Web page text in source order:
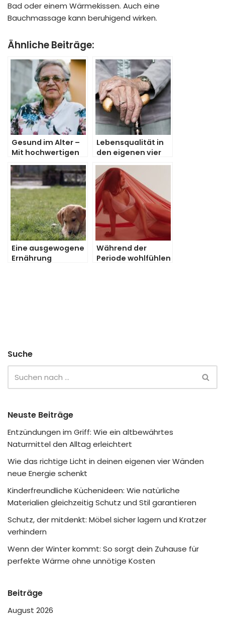
Bad oder einem Wärmekissen. Auch eine
Bauchmassage kann beruhigend wirken.
Ähnliche Beiträge:
Gesund im Alter –
Mit hochwertigen
Lebensqualität in
den eigenen vier
Eine ausgewogene
Ernährung
Während der
Periode wohlfühlen
Suche
Neuste Beiträge
Entzündungen im Griff: Wie ein altbewährtes
Naturmittel den Alltag erleichtert
Wie das richtige Licht in deinen eigenen vier Wänden
neue Energie schenkt
Kinderfreundliche Küchenideen: Wie natürliche
Materialien gleichzeitig Schutz und Stil garantieren
Schutz, der mitdenkt: Möbel sicher lagern und Kratzer
verhindern
Wenn der Winter kommt: So sorgt dein Zuhause für
perfekte Wärme ohne unnötige Kosten
Beiträge
August 2026